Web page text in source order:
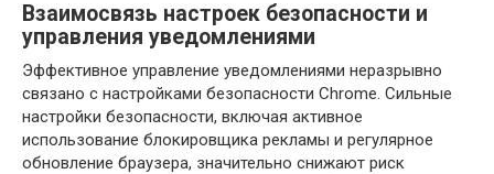
Взаимосвязь настроек безопасности и
управления уведомлениями
Эффективное управление уведомлениями неразрывно
связано с настройками безопасности Chrome. Сильные
настройки безопасности, включая активное
использование блокировщика рекламы и регулярное
обновление браузера, значительно снижают риск